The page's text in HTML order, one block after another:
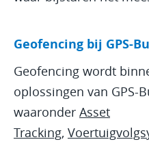
Geofencing bij GPS-
Geofencing wordt
oplossingen van GPS-
waaronder Asset
Tracking,